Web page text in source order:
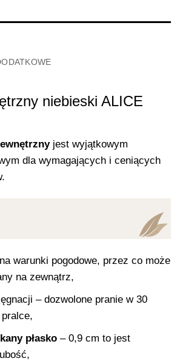
niebieski ALICE
jest wyjątkowym
dla wymagających i ceniących
na warunki pogodowe, przez co może
na zewnątrz,
– dozwolone pranie w 30
płasko – 0,9 cm to jest